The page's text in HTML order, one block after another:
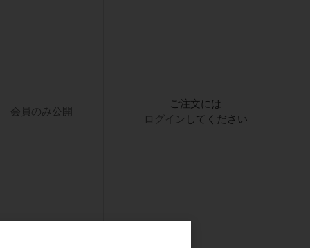
会員のみ公開
ご注文には
ログイン してください